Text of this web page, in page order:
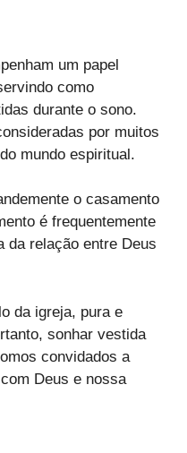
um papel
como
durante o sono.
por muitos
mundo espiritual.
o casamento
é frequentemente
da relação entre Deus
da igreja, pura e
sonhar vestida
convidados a
Deus e nossa